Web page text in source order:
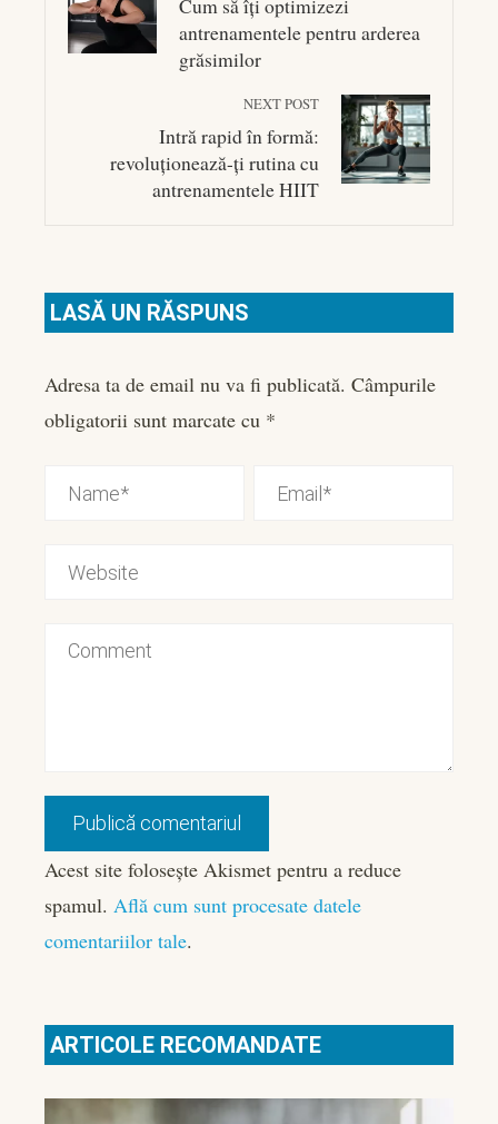
Cum să îți optimizezi
antrenamentele pentru arderea
grăsimilor
NEXT POST
Intră rapid în formă:
revoluționează-ți rutina cu
antrenamentele HIIT
LASĂ UN RĂSPUNS
Adresa ta de email nu va fi publicată. Câmpurile
obligatorii sunt marcate cu *
Acest site folosește Akismet pentru a reduce
spamul. Află cum sunt procesate datele
comentariilor tale.
ARTICOLE RECOMANDATE